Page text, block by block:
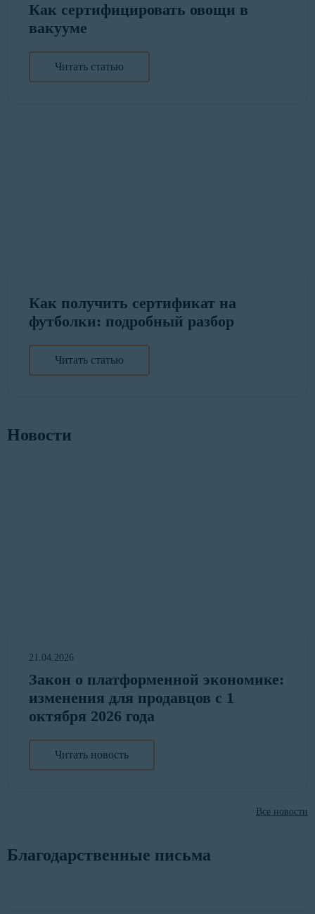
Как сертифицировать овощи в
вакууме
Читать статью
Как получить сертификат на
футболки: подробный разбор
Читать статью
Новости
21.04.2026
Закон о платформенной экономике:
изменения для продавцов с 1
октября 2026 года
Читать новость
Все новости
Благодарственные письма